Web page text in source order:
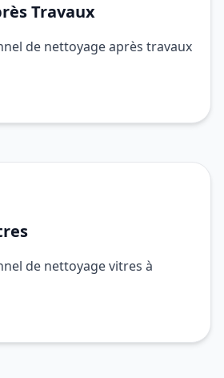
Travaux
de nettoyage après travaux
de nettoyage vitres à